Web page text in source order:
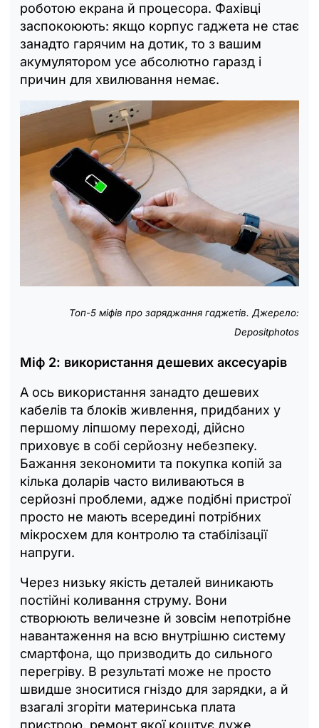
роботою екрана й процесора. Фахівці
заспокоюють: якщо корпус гаджета не стає
занадто гарячим на дотик, то з вашим
акумулятором усе абсолютно гаразд і
причин для хвилювання немає.
Топ-5 міфів про заряджання гаджетів. Джерело:
Depositphotos
Міф 2: використання дешевих аксесуарів
А ось використання занадто дешевих
кабелів та блоків живлення, придбаних у
першому ліпшому переході, дійсно
приховує в собі серйозну небезпеку.
Бажання зекономити та покупка копій за
кілька доларів часто виливаються в
серйозні проблеми, адже подібні пристрої
просто не мають всередині потрібних
мікросхем для контролю та стабілізації
напруги.
Через низьку якість деталей виникають
постійні коливання струму. Вони
створюють величезне й зовсім непотрібне
навантаження на всю внутрішню систему
смартфона, що призводить до сильного
перегріву. В результаті може не просто
швидше зноситися гніздо для зарядки, а й
взагалі згоріти материнська плата